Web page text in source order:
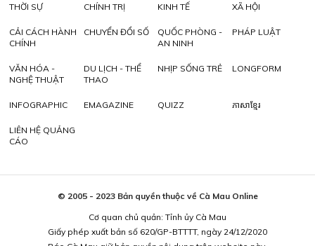
THỜI SỰ CHÍNH TRỊ KINH TẾ XÃ HỘI
CẢI CÁCH HÀNH
CHÍNH
CHUYỂN ĐỔI SỐ
QUỐC PHÒNG -
AN NINH
PHÁP LUẬT
VĂN HÓA -
NGHỆ THUẬT
DU LỊCH - THỂ
THAO
NHỊP SỐNG TRẺ LONGFORM
INFOGRAPHIC EMAGAZINE QUIZZ ភាសាខ្មែរ
LIÊN HỆ QUẢNG
CÁO
© 2005 - 2023 Bản quyền thuộc về Cà Mau Online
Cơ quan chủ quản: Tỉnh ủy Cà Mau
Giấy phép xuất bản số 620/GP-BTTTT, ngày 24/12/2020